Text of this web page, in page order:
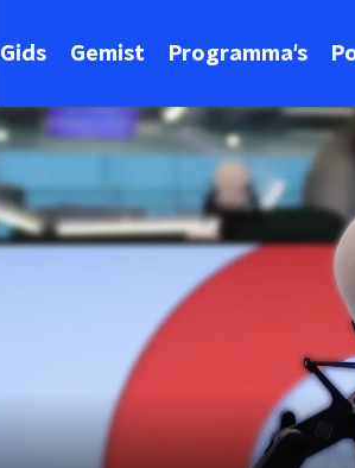
Gids Gemist Programma's